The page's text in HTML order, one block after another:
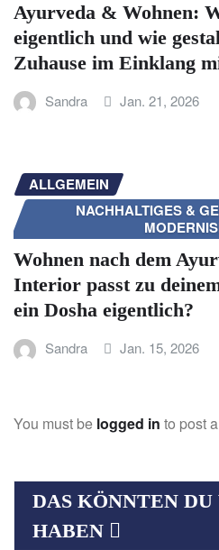
Ayurveda & Wohnen:
eigentlich und wie
Zuhause im Einklang
Sandra Jan. 21, 2026
ALLGEMEIN
NACHHALTIGES &
Wohnen nach dem
Interior passt zu
ein Dosha eigentlich?
Sandra Jan. 15, 2026
You must be logged in to post
DAS KÖNNTEN DU
HABEN